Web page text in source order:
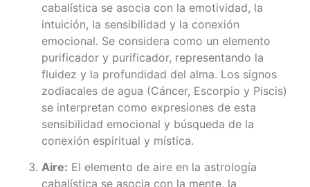
cabalística se asocia con la emotividad, la
intuición, la sensibilidad y la conexión
emocional. Se considera como un elemento
purificador y purificador, representando la
fluidez y la profundidad del alma. Los signos
zodiacales de agua (Cáncer, Escorpio y Piscis)
se interpretan como expresiones de esta
sensibilidad emocional y búsqueda de la
conexión espiritual y mística.
Aire: El elemento de aire en la astrología
cabalística se asocia con la mente, la